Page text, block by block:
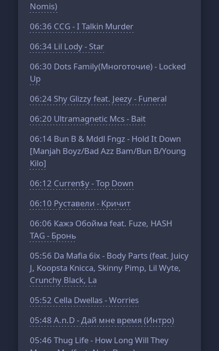
Nomis)
06:36 CCG - I Talkin Murder
06:34 Lil Lody - Star
06:30 Dots Family(Многоточие) - Locked
Up
06:24 Shy Glizzy feat. Jeezy - Funeral
06:20 Ultramagnetic Mcs - Bait
06:14 Bun B & Mddl Fngz - Hold It Down
[Manjah Boyz/Bad Azz Bam/Bun B/Young
Kilo]
06:12 Curren$y - Top Down
06:10 Руставели - Кричит
06:06 Кажэ Обойма feat. Fuze, HASH
TAG - Бронь
05:56 Da Mafia 6ix - Body Parts (feat. Juicy
J, Koopsta Knicca, Skinny Pimp, Lil Wyte,
Crunchy Black, La
05:52 Cella Dwellas - Worries
05:48 A.n.D - Дай мне время (Интро)
05:46 Thug Life - How Long Will They